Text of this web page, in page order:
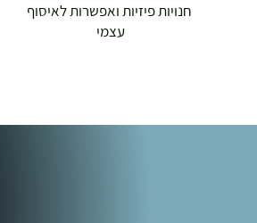
מוצרי
חנויות פיזיות ואפשרות לאיסוף
עצמי